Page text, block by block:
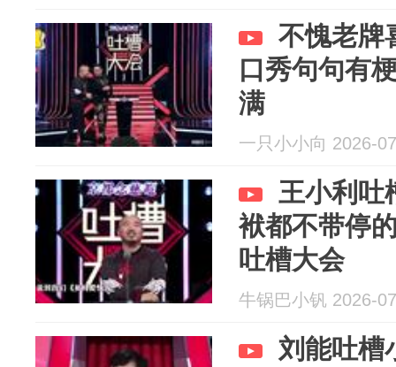
不愧老牌
口秀句句有
满
一只小小向 2026-
王小利吐
袱都不带停
吐槽大会
牛锅巴小钒 2026-
刘能吐槽